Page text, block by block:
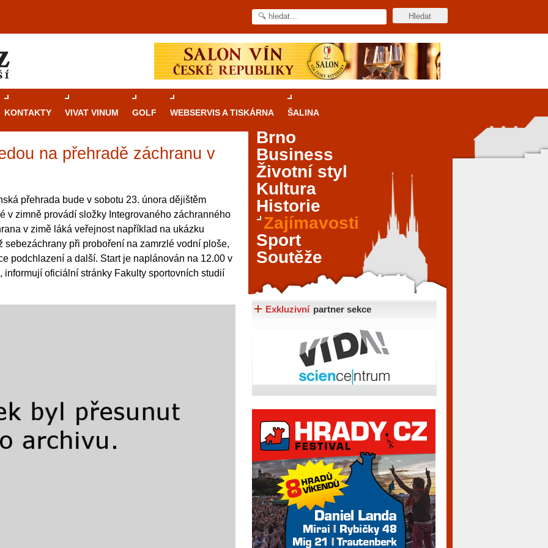
KONTAKTY VIVAT VINUM GOLF WEBSERVIS A TISKÁRNA ŠALINA
na přehradě záchranu v
přehrada bude v sobotu 23. února dějištěm
v zimně provádí složky Integrovaného záchranného
v zimě láká veřejnost například na ukázku
sebezáchrany při proboření na zamrzlé vodní ploše,
podchlazení a další. Start je naplánován na 12.00 v
informují oficiální stránky Fakulty sportovních studií
Průvodcekasinovými hrami v Brně: Od
Brno je městem známým pro zajímavé památky, skvělé
restaurace, divadla a univerzity. Mimo jiné je ale také
místem, kde si můžete legálně a bezpečně vyzkoušet
různé kasinové hry. V neustále kvetoucí moravské
metropoli naleznete širokou nabídku her od klasické
rulety až po moderní automaty jak pro pravidelné
V...
Brno
Business
Životní styl
Kultura
Historie
Zajímavosti
Sport
Soutěže
Exkluzivní partner sekce